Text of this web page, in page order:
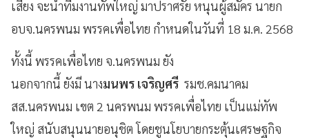
เสียง จะนำทีมงานทัพใหญ่ มาปราศรัย หนุนผู้สมัคร นายก
อบจ.นครพนม พรรคเพื่อไทย กำหนดในวันที่ 18 ม.ค. 2568
ทั้งนี้ พรรคเพื่อไทย จ.นครพนม ยัง
นอกจากนี้ ยังมี นางมนพร เจริญศรี รมช.คมนาคม
สส.นครพนม เขต 2 นครพนม พรรคเพื่อไทย เป็นแม่ทัพ
ใหญ่ สนับสนุนนายอนุชิต โดยชูนโยบายกระตุ้นเศรษฐกิจ